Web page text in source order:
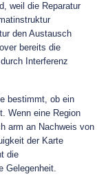
weil die Reparatur
den Austausch
bereits die
Interferenz
bestimmt, ob ein
Wenn eine Region
arm an Nachweis von
der Karte
die
Gelegenheit.